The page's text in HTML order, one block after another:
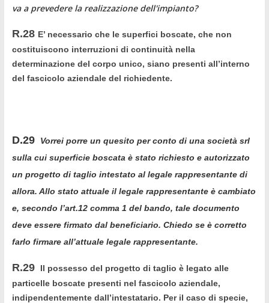
va a prevedere la realizzazione dell'impianto?
R.28 E’ necessario che le superfici boscate, che non
costituiscono interruzioni di continuità nella
determinazione del corpo unico, siano presenti all’interno
del fascicolo aziendale del richiedente.
D.29
Vorrei porre un quesito per conto di una società srl
sulla cui superficie boscata è stato richiesto e autorizzato
un progetto di taglio intestato al legale rappresentante di
allora. Allo stato attuale il legale rappresentante è cambiato
e, secondo l’art.12 comma 1 del bando, tale documento
deve essere firmato dal beneficiario. Chiedo se è corretto
farlo firmare all’attuale legale rappresentante.
R.29
Il possesso del progetto di taglio è legato alle
particelle boscate presenti nel fascicolo aziendale,
indipendentemente dall’intestatario. Per il caso di specie,